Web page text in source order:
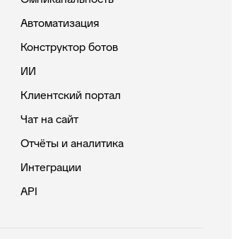
Автоматизация
Конструктор ботов
ИИ
Клиентский портал
Чат на сайт
Отчёты и аналитика
Интеграции
API